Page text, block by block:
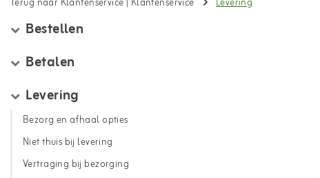
Terug naar Klantenservice | Klantenservice Levering
Bestellen
Betalen
Levering
Bezorg en afhaal opties
Niet thuis bij levering
Vertraging bij bezorging